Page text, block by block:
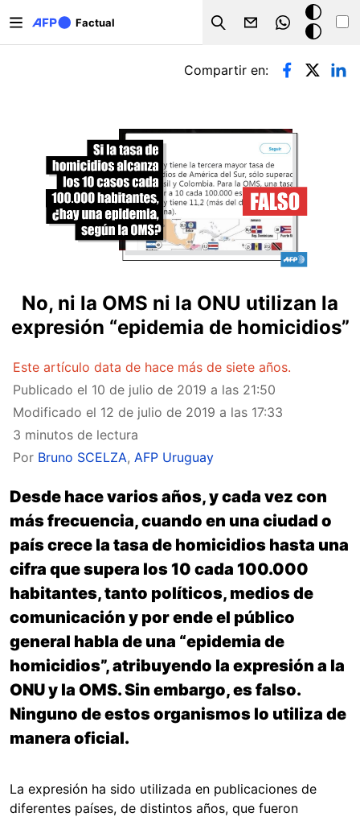
Factual
Search
Modo
oscuro
Solapas principales
Compartir en:
No, ni la OMS ni la ONU utilizan la
expresión “epidemia de homicidios”
Este artículo data de hace más de siete años.
Publicado el 10 de julio de 2019 a las 21:50
Modificado el 12 de julio de 2019 a las 17:33
3 minutos de lectura
Por Bruno SCELZA, AFP Uruguay
Desde hace varios años, y cada vez con
más frecuencia, cuando en una ciudad o
país crece la tasa de homicidios hasta una
cifra que supera los 10 cada 100.000
habitantes, tanto políticos, medios de
comunicación y por ende el público
general habla de una “epidemia de
homicidios”, atribuyendo la expresión a la
ONU y la OMS. Sin embargo, es falso.
Ninguno de estos organismos lo utiliza de
manera oficial.
La expresión ha sido utilizada en publicaciones de
diferentes países, de distintos años, que fueron